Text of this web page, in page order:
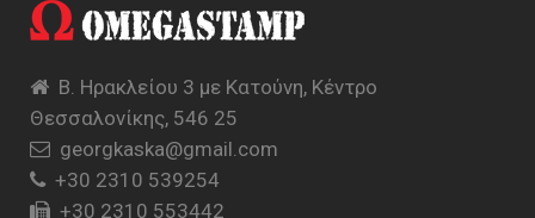
Β. Ηρακλείου 3 με Κατούνη, Κέντρο
Θεσσαλονίκης, 546 25
georgkaska@gmail.com
+30 2310 539254
+30 2310 553442